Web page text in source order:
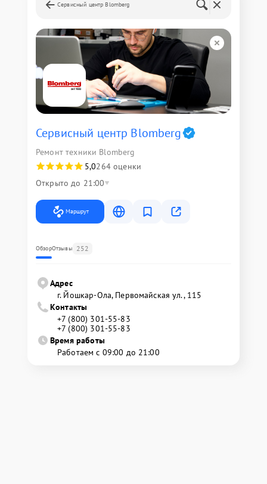
Сервисный центр Blomberg
Сервисный центр Blomberg
Ремонт техники Blomberg
5,0264 оценки
Открыто до 21:00
Маршрут
ОбзорОтзывы 252
Адрес
г. Йошкар-Ола, Первомайская ул., 115
Контакты
+7 (800) 301-55-83
+7 (800) 301-55-83
Время работы
Работаем с 09:00 до 21:00